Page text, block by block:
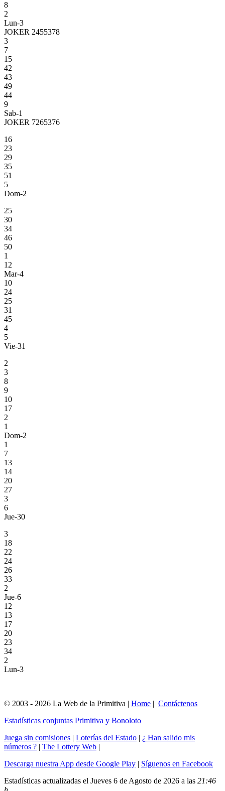
8
2
Lun-3
JOKER 2455378
3
7
15
42
43
49
44
9
Sab-1
JOKER 7265376
16
23
29
35
51
5
Dom-2
25
30
34
46
50
1
12
Mar-4
10
24
25
31
45
4
5
Vie-31
2
3
8
9
10
17
2
1
Dom-2
1
7
13
14
20
27
3
6
Jue-30
3
18
22
24
26
33
2
Jue-6
12
13
17
20
23
34
2
Lun-3
© 2003 - 2026 La Web de la Primitiva | Home | Contáctenos
Estadísticas conjuntas Primitiva y Bonoloto
Juega sin comisiones | Loterías del Estado | ¿ Han salido mis
números ? | The Lottery Web |
Descarga nuestra App desde Google Play | Síguenos en Facebook
Estadísticas actualizadas el Jueves 6 de Agosto de 2026 a las 21:46